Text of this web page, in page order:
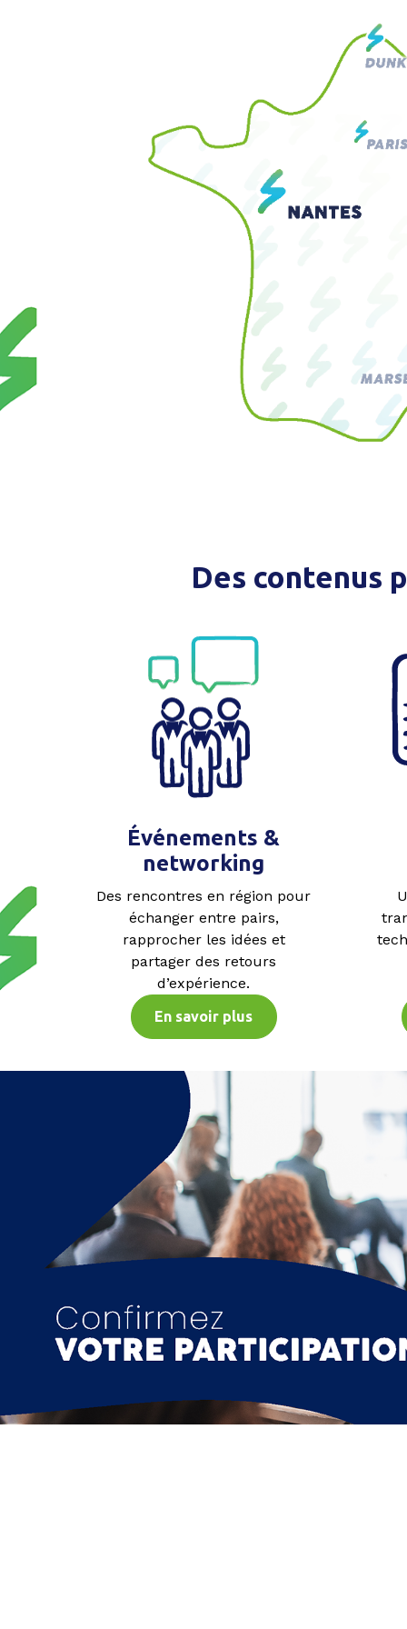
Des contenus
Événements &
networking
Des rencontres en région pour
échanger entre pairs,
rapprocher les idées et
partager des retours
d’expérience.
En savoir plus